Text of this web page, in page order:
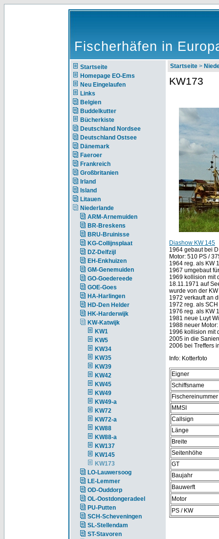
Fischerhäfen in
Startseite
Homepage EO-Ems
Neu Eingelaufen
Links
Belgien
Buddelkutter
Bücherkiste
Deutschland Nordsee
Deutschland Ostsee
Dänemark
Faeroer
Frankreich
Großbritanien
Irland
Island
Litauen
Niederlande
ARM-Arnemuiden
BR-Breskens
BRU-Bruinisse
KG-Collijnsplaat
DZ-Delfzijl
EH-Enkhuizen
GM-Genemuiden
GO-Goedereede
GOE-Goes
HA-Harlingen
HD-Den Helder
HK-Harderwijk
KW-Katwijk
KW1
KW5
KW34
KW35
KW39
KW42
KW45
KW49
KW49-a
KW72
KW72-a
KW88
KW88-a
KW137
KW145
KW173
LO-Lauwersoog
LE-Lemmer
OD-Ouddorp
OL-Oostdongeradeel
PU-Putten
SCH-Scheveningen
SL-Stellendam
ST-Stavoren
Startseite >
KW173
Diashow KW 145
1964 gebaut bei
Motor: 510 PS /
1964 reg. als KW
1967 umgebaut
1969 kollision mit
18.11.1971 auf
wurde von der
1972 verkauft an
1972 reg. als
1976 reg. als KW
1981 neue Luyt
1988 neuer
1996 kollision mit
2005 in die
2006 bei Treffers
Info: Kotterfoto
Eigner
Schiffsname
Fischereinummer
MMSI
Callsign
Länge
Breite
Seitenhöhe
GT
Baujahr
Bauwerft
Motor
PS / KW